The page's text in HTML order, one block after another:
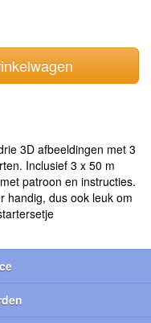
3D afbeeldingen met 3
Inclusief 3 x 50 m
patroon en instructies.
handig, dus ook leuk om